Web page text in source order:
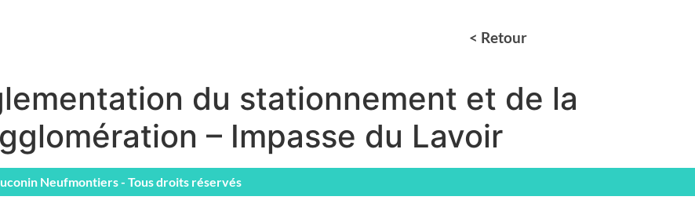
< Retour
du stationnement et de la
– Impasse du Lavoir
Neufmontiers - Tous droits réservés